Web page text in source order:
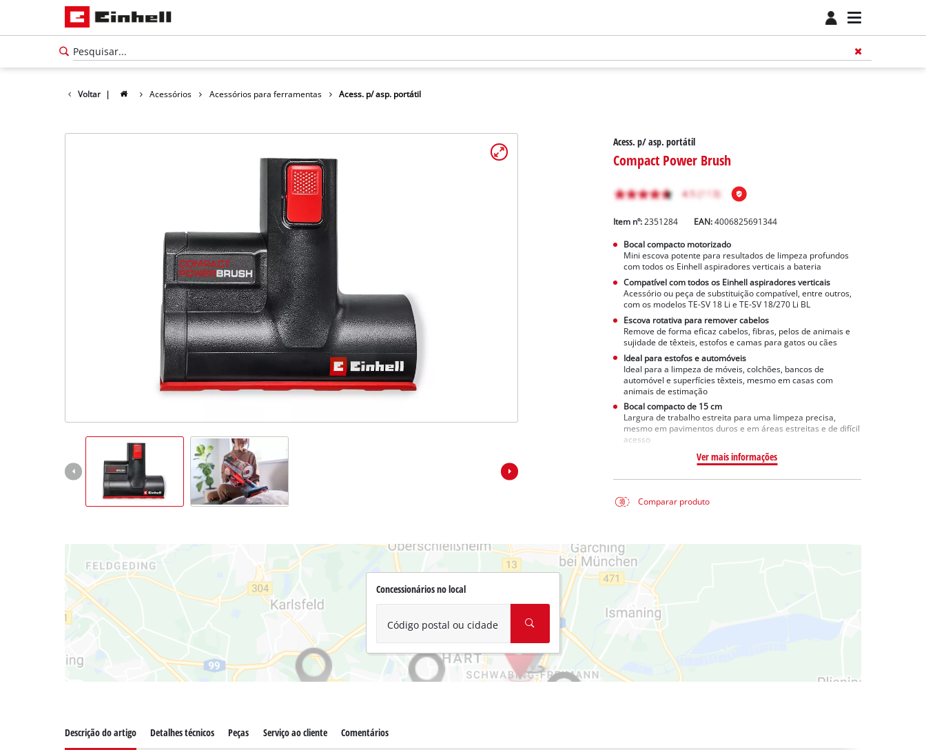
Voltar | Acessórios Acessórios para ferramentas Acess. p/ asp. portátil
Acess. p/ asp. portátil
Compact Power Brush
Item nº: 2351284 EAN:4006825691344
Bocal compacto motorizado
Mini escova potente para resultados de limpeza profundos
com todos os Einhell aspiradores verticais a bateria
Compatível com todos os Einhell aspiradores verticais
Acessório ou peça de substituição compatível, entre outros,
com os modelos TE-SV 18 Li e TE-SV 18/270 Li BL
Escova rotativa para remover cabelos
Remove de forma eficaz cabelos, fibras, pelos de animais e
sujidade de têxteis, estofos e camas para gatos ou cães
Ideal para estofos e automóveis
Ideal para a limpeza de móveis, colchões, bancos de
automóvel e superfícies têxteis, mesmo em casas com
animais de estimação
Bocal compacto de 15 cm
Largura de trabalho estreita para uma limpeza precisa,
mesmo em pavimentos duros e em áreas estreitas e de difícil
acesso
Ver mais informações
Comparar produto
Concessionários no local
Código postal ou cidade
Descrição do artigo Detalhes técnicos Peças Serviço ao cliente Comentários